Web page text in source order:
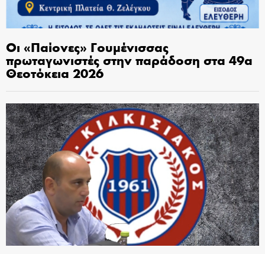
Οι «Παίονες» Γουμένισσας
πρωταγωνιστές στην παράδοση στα 49α
Θεοτόκεια 2026